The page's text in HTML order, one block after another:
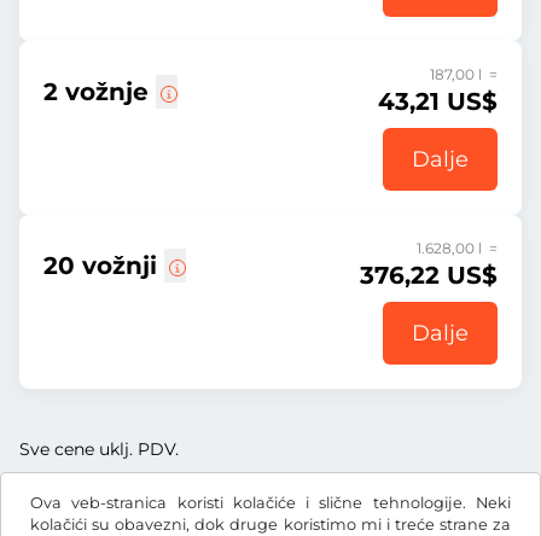
Ova veb-stranica koristi kolačiće i slične tehnologije. Neki
kolačići su obavezni, dok druge koristimo mi i treće strane za
2 vožnje
187,00 l =
43,21 US$
Dalje
20 vožnji
1.628,00 l =
376,22 US$
Dalje
Sve cene uklj. PDV.